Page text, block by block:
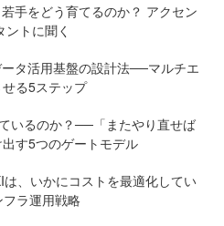
手をどう育てるのか？ アクセン
トに聞く
タ活用基盤の設計法──マルチエ
る5ステップ
いるのか？──「またやり直せば
す5つのゲートモデル
、いかにコストを最適化してい
ラ運用戦略